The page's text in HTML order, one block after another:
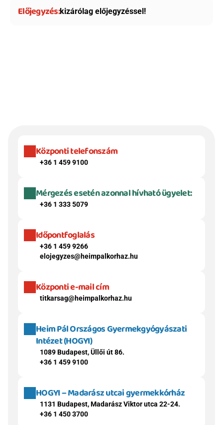
Előjegyzés:kizárólag előjegyzéssel!
Központi telefonszám
+36 1 459 9100
Mérgezés esetén azonnal hívható ügyelet:
+36 1 333 5079
Időpontfoglalás
+36 1 459 9266
elojegyzes@heimpalkorhaz.hu
Központi e-mail cím
titkarsag@heimpalkorhaz.hu
Heim Pál Országos Gyermekgyógyászati
Intézet (HOGYI)
1089 Budapest, Üllői út 86.
+36 1 459 9100
HOGYI – Madarász utcai gyermekkórház
1131 Budapest, Madarász Viktor utca 22-24.
+36 1 450 3700